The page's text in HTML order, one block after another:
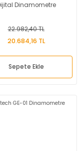
Dinamometre
22.982,40 TL
20.684,16 TL
Sepete Ekle